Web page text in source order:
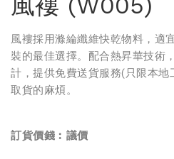
風褸採用滌綸纖維快乾物料，適
裝的最佳選擇。配合熱昇華技術
計，提供免費送貨服務(只限本
取貨的麻煩。
訂貨價錢︰ 議價